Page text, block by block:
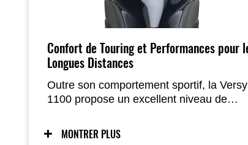
Confort de Touring et Performances pour
Longues Distances
Outre son comportement sportif, la
1100 propose un excellent niveau de
bagages pour parcourir de longues
distances. La selle confortable, la
MONTRER PLUS